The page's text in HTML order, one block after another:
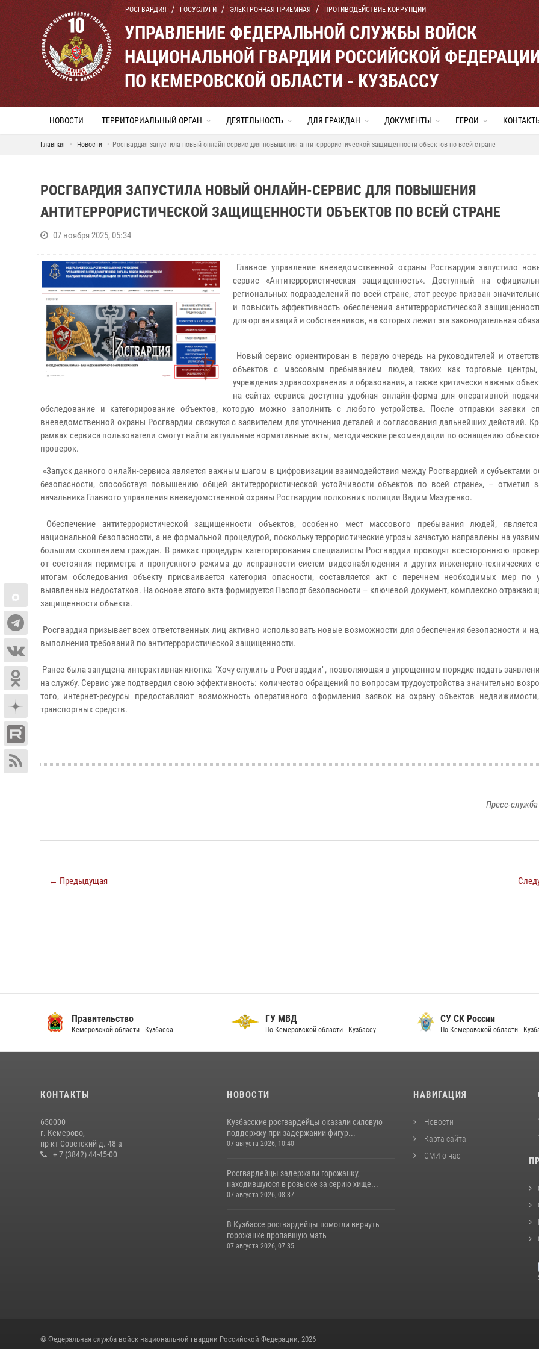
РОСГВАРДИЯ ГОСУСЛУГИ ЭЛЕКТРОННАЯ ПРИЕМНАЯ ПРОТИВОДЕЙСТВИЕ КОРРУПЦИИ
УПРАВЛЕНИЕ ФЕДЕРАЛЬНОЙ СЛУЖБЫ ВОЙСК
НАЦИОНАЛЬНОЙ ГВАРДИИ РОССИЙСКОЙ
ПО КЕМЕРОВСКОЙ ОБЛАСТИ - КУЗБАССУ
НОВОСТИ ТЕРРИТОРИАЛЬНЫЙ ОРГАН ДЕЯТЕЛЬНОСТЬ ДЛЯ ГРАЖДАН ДОКУМЕНТЫ ГЕРОИ
Главная Новости Росгвардия запустила новый онлайн-сервис для повышения антитеррористической защищенности объектов по всей стране
РОСГВАРДИЯ ЗАПУСТИЛА НОВЫЙ ОНЛАЙН-СЕРВИС ДЛЯ ПОВЫШЕНИЯ
АНТИТЕРРОРИСТИЧЕСКОЙ ЗАЩИЩЕННОСТИ ОБЪЕКТОВ ПО ВСЕЙ СТРАНЕ
07 ноября 2025, 05:34
Главное управление вневедомственной охраны Росгвардии запустило
сервис «Антитеррористическая защищенность». Доступный на
региональных подразделений по всей стране, этот ресурс призван
и повысить эффективность обеспечения антитеррористической
для организаций и собственников, на которых лежит эта законодательная
Новый сервис ориентирован в первую очередь на руководителей и
объектов c массовым пребыванием людей, таких как торговые центры,
учреждения здравоохранения и образования, а также критически важных
на сайтах сервиса доступна удобная онлайн-форма для оперативной
обследование и категорирование объектов, которую можно заполнить с любого устройства. После отправки заявки
вневедомственной охраны Росгвардии свяжутся с заявителем для уточнения деталей и согласования дальнейших действий.
рамках сервиса пользователи смогут найти актуальные нормативные акты, методические рекомендации по оснащению
проверок.
«Запуск данного онлайн-сервиса является важным шагом в цифровизации взаимодействия между Росгвардией и субъектами
безопасности, способствуя повышению общей антитеррористической устойчивости объектов по всей стране», – отметил
начальника Главного управления вневедомственной охраны Росгвардии полковник полиции Вадим Мазуренко.
Обеспечение антитеррористической защищенности объектов, особенно мест массового пребывания людей,
национальной безопасности, а не формальной процедурой, поскольку террористические угрозы зачастую направлены на
большим скоплением граждан. В рамках процедуры категорирования специалисты Росгвардии проводят всестороннюю
от состояния периметра и пропускного режима до исправности систем видеонаблюдения и других инженерно-технических
итогам обследования объекту присваивается категория опасности, составляется акт с перечнем необходимых мер по
выявленных недостатков. На основе этого акта формируется Паспорт безопасности – ключевой документ, комплексно
защищенности объекта.
Росгвардия призывает всех ответственных лиц активно использовать новые возможности для обеспечения безопасности и
выполнения требований по антитеррористической защищенности.
Ранее была запущена интерактивная кнопка "Хочу служить в Росгвардии", позволяющая в упрощенном порядке подать
на службу. Сервис уже подтвердил свою эффективность: количество обращений по вопросам трудоустройства значительно
того, интернет-ресурсы предоставляют возможность оперативного оформления заявок на охрану объектов
транспортных средств.
Пресс-служба
← Предыдущая
Правительство
Кемеровской области - Кузбасса
ГУ МВД
По Кемеровской области - Кузбассу
СУ СК России
По Кемеровской области -
КОНТАКТЫ
650000
г. Кемерово,
пр-кт Советский д. 48 а
+ 7 (3842) 44-45-00
НОВОСТИ
Кузбасские росгвардейцы оказали силовую
поддержку при задержании фигур...
07 августа 2026, 10:40
Росгвардейцы задержали горожанку,
находившуюся в розыске за серию хище...
07 августа 2026, 08:37
В Кузбассе росгвардейцы помогли вернуть
горожанке пропавшую мать
07 августа 2026, 07:35
НАВИГАЦИЯ
Новости
Карта сайта
СМИ о нас
© Федеральная служба войск национальной гвардии Российской Федерации, 2026